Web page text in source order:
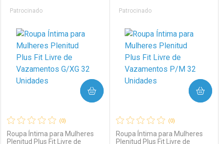
Prateleira
(0)
Roupa Íntima para Mulheres
Plenitud Plus Fit Livre de
Patrocinado
COMPRAR
(0)
Roupa Íntima para Mulheres
Plenitud Plus Fit Livre de
Patrocinado
COMPRAR